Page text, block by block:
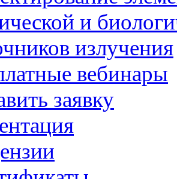
и
излучения
вебинары
заявку